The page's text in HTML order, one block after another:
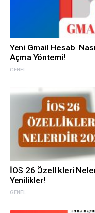
GENEL
Yeni Gmail Hesabı
Açma Yöntemi!
GENEL
İOS 26 Özellikleri
Yenilikler!